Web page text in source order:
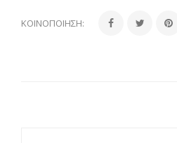
ΚΟΙΝΟΠΟΊΗΣΗ: